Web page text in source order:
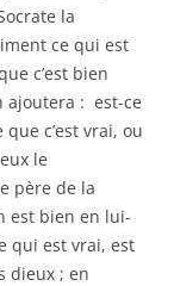
la
ce qui est
c’est bien
ajoutera : est-ce
c’est vrai, ou
le
père de la
est bien en lui-
qui est vrai, est
dieux ; en